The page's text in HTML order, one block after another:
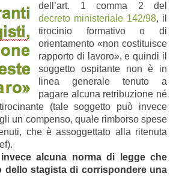
dell’art. 1 comma 2 del
decreto ministeriale 142/98, il
tirocinio formativo o di
orientamento «non costituisce
rapporto di lavoro», e quindi il
soggetto ospitante non è in
linea generale tenuto a
pagare alcuna retribuzione né
(tale soggetto può invece
un compenso, quale rimborso spese
che è assoggettato alla ritenuta
alcuna norma di legge che
dello stagista di corrispondere una